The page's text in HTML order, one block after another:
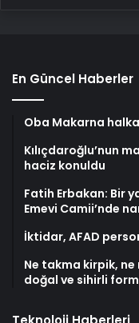
En Güncel Haberler
Oba Makarna halka
Kılıçdaroğlu’nun
haciz konuldu
Fatih Erbakan: Bir
Emevi Camii’nde
İktidar, AFAD
Ne takma kirpik,
doğal ve sihirli